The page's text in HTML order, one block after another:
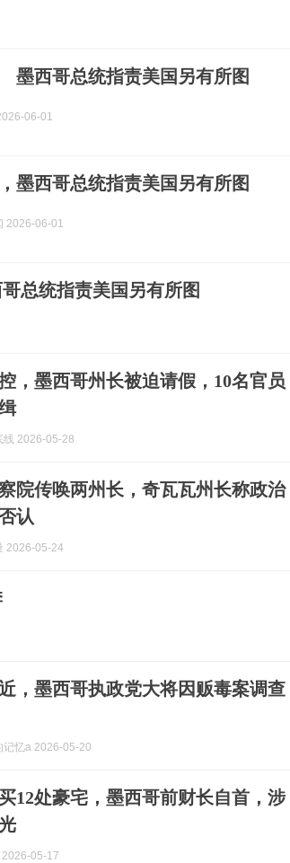
墨西哥总统指责美国另有所图
06-01
墨西哥总统指责美国另有所图
2026-06-01
总统指责美国另有所图
，墨西哥州长被迫请假，10名官员
线 2026-05-28
院传唤两州长，奇瓦瓦州长称政治
认
2026-05-24
，墨西哥执政党大将因贩毒案调查
记忆a 2026-05-20
12处豪宅，墨西哥前财长自首，涉
05-17